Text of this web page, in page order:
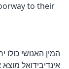
to their
המין האנושי כולו
אינדיבידואל